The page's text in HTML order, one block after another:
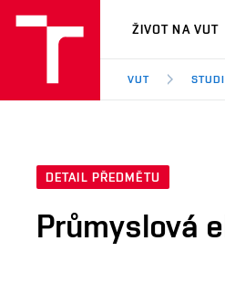
VUT
ŽIVOT NA VUT
VUT
DETAIL PŘEDMĚTU
Průmyslová